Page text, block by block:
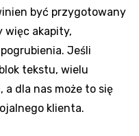
być przygotowany
więc akapity,
Jeśli
tekstu, wielu
a dla nas może to się
klienta.